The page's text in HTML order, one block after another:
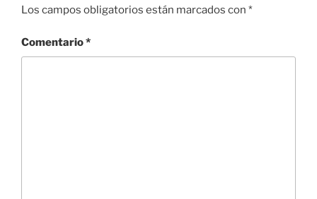
Los campos obligatorios están marcados con *
Comentario*